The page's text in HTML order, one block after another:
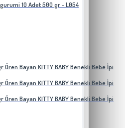
10 Adet 500 gr - L054
Ören Bayan KITTY BABY Benekli Bebe İpi
Ören Bayan KITTY BABY Benekli Bebe İpi
Ören Bayan KITTY BABY Benekli Bebe İpi